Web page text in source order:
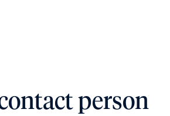
person